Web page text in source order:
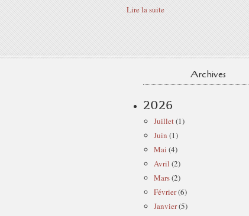
Lire la suite
Archives
2026
Juillet(1)
Juin (1)
Mai (4)
Avril (2)
Mars(2)
Février(6)
Janvier(5)